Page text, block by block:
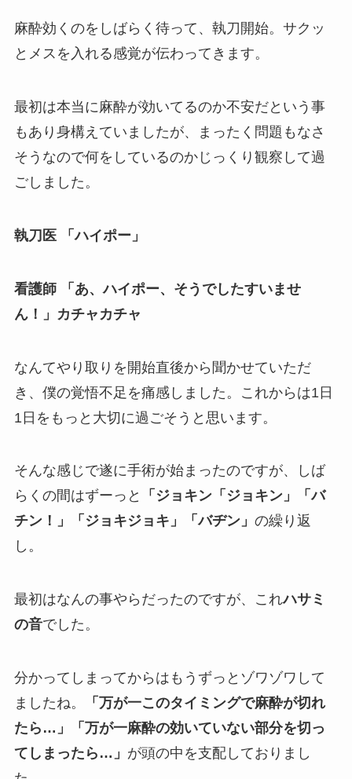
麻酔効くのをしばらく待って、執刀開始。サクッ
とメスを入れる感覚が伝わってきます。
最初は本当に麻酔が効いてるのか不安だという事
もあり身構えていましたが、まったく問題もなさ
そうなので何をしているのかじっくり観察して過
ごしました。
執刀医 「ハイポー」
看護師 「あ、ハイポー、そうでしたすいませ
ん！」カチャカチャ
なんてやり取りを開始直後から聞かせていただ
き、僕の覚悟不足を痛感しました。これからは1日
1日をもっと大切に過ごそうと思います。
そんな感じで遂に手術が始まったのですが、しば
らくの間はずーっと
「ジョキン「ジョキン」「バ
チン！」「ジョキジョキ」「バヂン」 の繰り返
し。
最初はなんの事やらだったのですが、これハサミ
の音でした。
分かってしまってからはもうずっとゾワゾワして
ましたね。
「万が一このタイミングで麻酔が切れ
たら…」「万が一麻酔の効いていない部分を切っ
てしまったら…」 が頭の中を支配しておりまし